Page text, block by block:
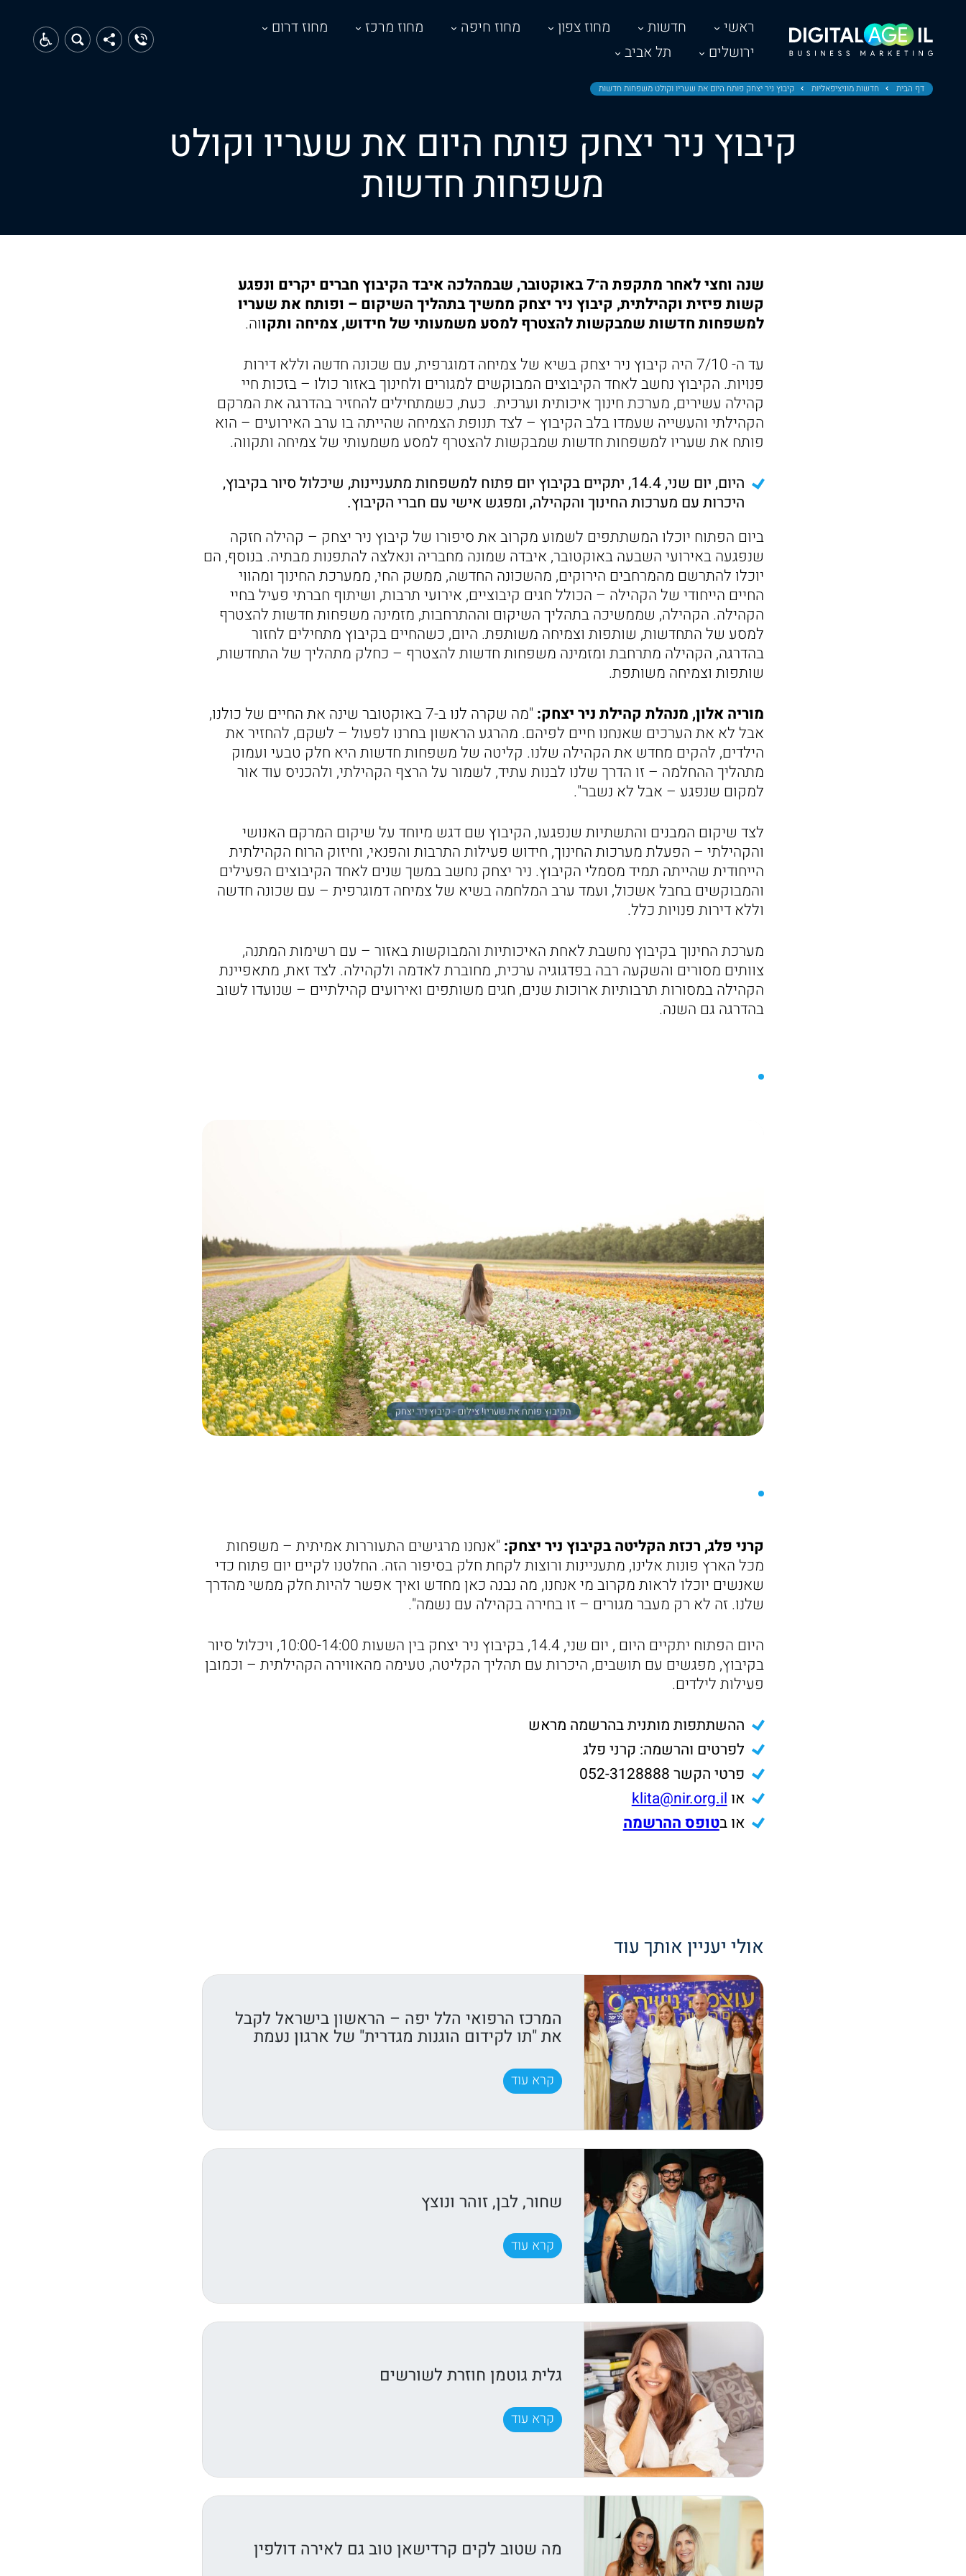
ראשי חדשות מחוז צפון מחוז חיפה מחוז מרכז
מחוז דרום
ירושלים
תל אביב
דף הבית חדשות מוניציפאליות קיבוץ ניר יצחק פותח היום את שעריו וקולט משפחות חדשות
קיבוץ ניר יצחק פותח היום את שעריו וקולט
משפחות חדשות
שנה וחצי לאחר מתקפת ה־7 באוקטובר, שבמהלכה איבד הקיבוץ חברים יקרים ונפגע
קשות פיזית וקהילתית, קיבוץ ניר יצחק ממשיך בתהליך השיקום – ופותח את שעריו
למשפחות חדשות שמבקשות להצטרף למסע משמעותי של חידוש, צמיחה ותקווה.
עד ה- 7/10 היה קיבוץ ניר יצחק בשיא של צמיחה דמוגרפית, עם שכונה חדשה וללא דירות
פנויות. הקיבוץ נחשב לאחד הקיבוצים המבוקשים למגורים ולחינוך באזור כולו – בזכות חיי
קהילה עשירים, מערכת חינוך איכותית וערכית. כעת, כשמתחילים להחזיר בהדרגה את המרקם
הקהילתי והעשייה שעמדו בלב הקיבוץ – לצד תנופת הצמיחה שהייתה בו ערב האירועים – הוא
פותח את שעריו למשפחות חדשות שמבקשות להצטרף למסע משמעותי של צמיחה ותקווה.
היום, יום שני, 14.4, יתקיים בקיבוץ יום פתוח למשפחות מתעניינות, שיכלול סיור בקיבוץ,
היכרות עם מערכות החינוך והקהילה, ומפגש אישי עם חברי הקיבוץ.
ביום הפתוח יוכלו המשתתפים לשמוע מקרוב את סיפורו של קיבוץ ניר יצחק – קהילה חזקה
שנפגעה באירועי השבעה באוקטובר, איבדה שמונה מחבריה ונאלצה להתפנות מבתיה. בנוסף, הם
יוכלו להתרשם מהמרחבים הירוקים, מהשכונה החדשה, ממשק החי, ממערכת החינוך ומהווי
החיים הייחודי של הקהילה – הכולל חגים קיבוציים, אירועי תרבות, ושיתוף חברתי פעיל בחיי
הקהילה. הקהילה, שממשיכה בתהליך השיקום וההתרחבות, מזמינה משפחות חדשות להצטרף
למסע של התחדשות, שותפות וצמיחה משותפת. היום, כשהחיים בקיבוץ מתחילים לחזור
בהדרגה, הקהילה מתרחבת ומזמינה משפחות חדשות להצטרף – כחלק מתהליך של התחדשות,
שותפות וצמיחה משותפת.
מוריה אלון, מנהלת קהילת ניר יצחק:
"מה שקרה לנו ב-7 באוקטובר שינה את החיים של כולנו,
אבל לא את הערכים שאנחנו חיים לפיהם. מהרגע הראשון בחרנו לפעול – לשקם, להחזיר את
הילדים, להקים מחדש את הקהילה שלנו. קליטה של משפחות חדשות היא חלק טבעי ועמוק
מתהליך ההחלמה – זו הדרך שלנו לבנות עתיד, לשמור על הרצף הקהילתי, ולהכניס עוד אור
למקום שנפגע – אבל לא נשבר".
לצד שיקום המבנים והתשתיות שנפגעו, הקיבוץ שם דגש מיוחד על שיקום המרקם האנושי
והקהילתי – הפעלת מערכות החינוך, חידוש פעילות התרבות והפנאי, וחיזוק הרוח הקהילתית
הייחודית שהייתה תמיד מסמלי הקיבוץ. ניר יצחק נחשב במשך שנים לאחד הקיבוצים הפעילים
והמבוקשים בחבל אשכול, ועמד ערב המלחמה בשיא של צמיחה דמוגרפית – עם שכונה חדשה
וללא דירות פנויות כלל.
מערכת החינוך בקיבוץ נחשבת לאחת האיכותיות והמבוקשות באזור – עם רשימות המתנה,
צוותים מסורים והשקעה רבה בפדגוגיה ערכית, מחוברת לאדמה ולקהילה. לצד זאת, מתאפיינת
הקהילה במסורות תרבותיות ארוכות שנים, חגים משותפים ואירועים קהילתיים – שנועדו לשוב
בהדרגה גם השנה.
הקיבוץ פותח את שעריו! צילום - קיבוץ ניר יצחק
קרני פלג, רכזת הקליטה בקיבוץ ניר יצחק: "אנחנו מרגישים התעוררות אמיתית – משפחות
מכל הארץ פונות אלינו, מתעניינות ורוצות לקחת חלק בסיפור הזה. החלטנו לקיים יום פתוח כדי
שאנשים יוכלו לראות מקרוב מי אנחנו, מה נבנה כאן מחדש ואיך אפשר להיות חלק ממשי מהדרך
שלנו. זה לא רק מעבר מגורים – זו בחירה בקהילה עם נשמה".
היום הפתוח יתקיים היום , יום שני, 14.4, בקיבוץ ניר יצחק בין השעות 10:00-14:00, ויכלול סיור
בקיבוץ, מפגשים עם תושבים, היכרות עם תהליך הקליטה, טעימה מהאווירה הקהילתית – וכמובן
פעילות לילדים.
ההשתתפות מותנית בהרשמה מראש
לפרטים והרשמה: קרני פלג
פרטי הקשר 052-3128888
או klita@nir.org.il
או בטופס ההרשמה
אולי יעניין אותך עוד
המרכז הרפואי הלל יפה – הראשון בישראל לקבל
את "תו לקידום הוגנות מגדרית" של ארגון נעמת
קרא עוד
שחור, לבן, זוהר ונוצץ
קרא עוד
גלית גוטמן חוזרת לשורשים
קרא עוד
מה שטוב לקים קרדישאן טוב גם לאירה דולפין